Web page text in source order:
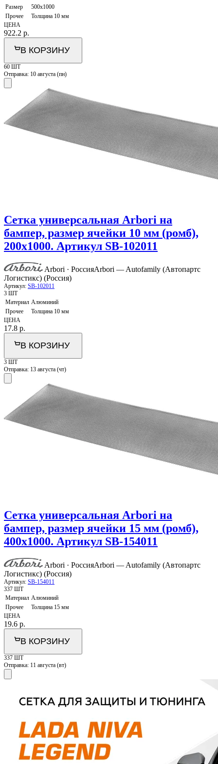
Размер
500х1000
Прочее
Толщина 10 мм
ЦЕНА
922.2 р.
В КОРЗИНУ
60 ШТ
Отправка: 10 августа (пн)
Сетка универсальная Arbori на
бампер, размер ячейки 10 мм (ромб),
200х1000. Артикул SB-102011
Arbori · РоссияArbori — Autofamily (Автопартс
Логистикс) (Россия)
Артикул: SB-102011
3 ШТ
Материал Алюминий
Прочее
Толщина 10 мм
ЦЕНА
17.8 р.
В КОРЗИНУ
3 ШТ
Отправка: 13 августа (чт)
Сетка универсальная Arbori на
бампер, размер ячейки 15 мм (ромб),
400х1000. Артикул SB-154011
Arbori · РоссияArbori — Autofamily (Автопартс
Логистикс) (Россия)
Артикул: SB-154011
337 ШТ
Материал Алюминий
Прочее
Толщина 15 мм
ЦЕНА
19.6 р.
В КОРЗИНУ
337 ШТ
Отправка: 11 августа (вт)